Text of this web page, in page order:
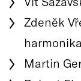
Zdeněk
Martin